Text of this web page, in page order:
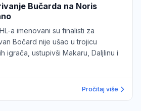
Bučarda na Noris
a imenovani su finalisti za
Bočard nije ušao u trojicu
igrača, ustupivši Makaru, Daljlinu i
Pročitaj više